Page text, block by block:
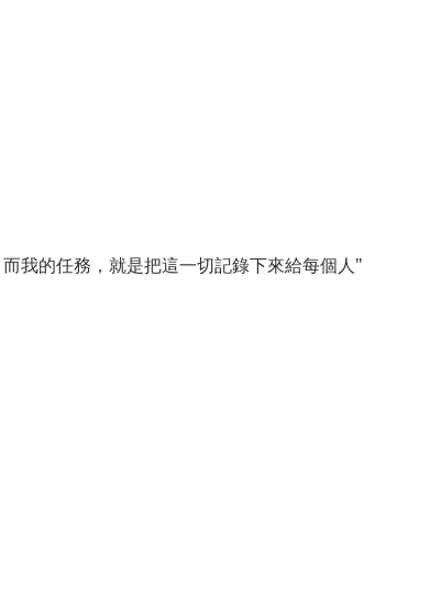
我的任務，就是把這一切記錄下來給每個人"